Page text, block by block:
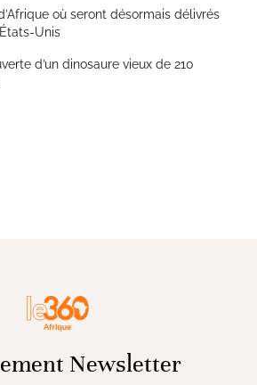
où seront désormais délivrés
Unis
d’un dinosaure vieux de 210
Newsletter